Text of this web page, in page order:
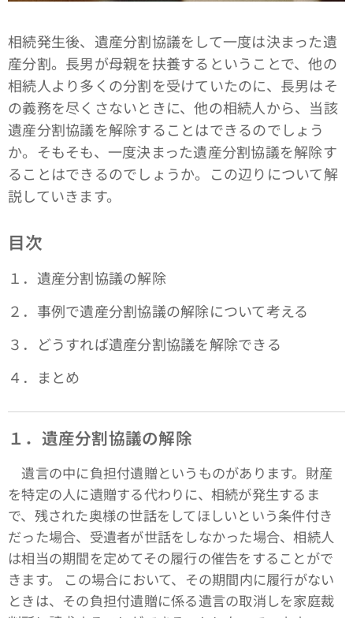
相続発生後、遺産分割協議をして一度は決まった遺
産分割。長男が母親を扶養するということで、他の
相続人より多くの分割を受けていたのに、長男はそ
の義務を尽くさないときに、他の相続人から、当該
遺産分割協議を解除することはできるのでしょう
か。そもそも、一度決まった遺産分割協議を解除す
ることはできるのでしょうか。この辺りについて解
説していきます。
目次
１．遺産分割協議の解除
２．事例で遺産分割協議の解除について考える
３．どうすれば遺産分割協議を解除できる
４．まとめ
１．遺産分割協議の解除
遺言の中に負担付遺贈というものがあります。財産
を特定の人に遺贈する代わりに、相続が発生するま
で、残された奥様の世話をしてほしいという条件付き
だった場合、受遺者が世話をしなかった場合、相続人
は相当の期間を定めてその履行の催告をすることがで
きます。 この場合において、その期間内に履行がない
ときは、その負担付遺贈に係る遺言の取消しを家庭裁